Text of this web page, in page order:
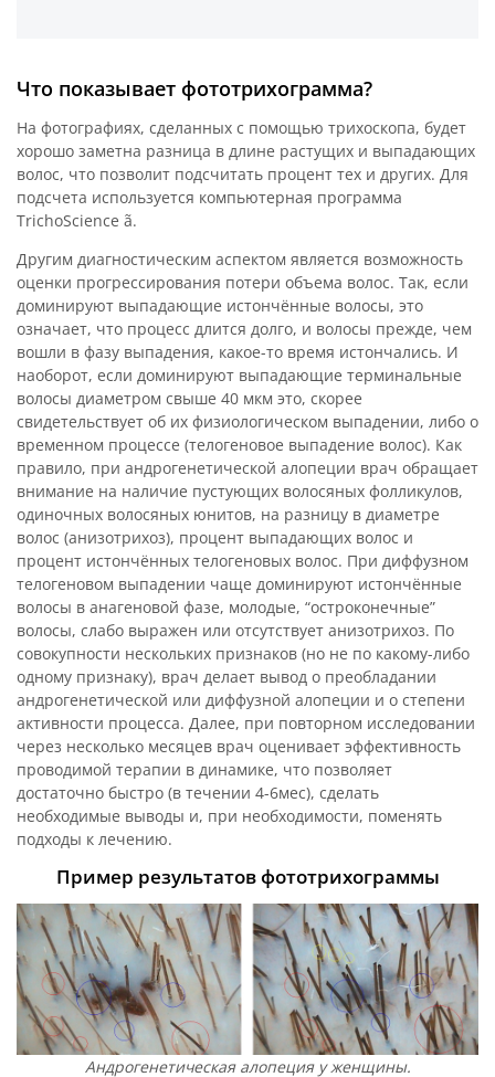
Что показывает фототрихограмма?
На фотографиях, сделанных с помощью трихоскопа, будет
хорошо заметна разница в длине растущих и выпадающих
волос, что позволит подсчитать процент тех и других. Для
подсчета используется компьютерная программа
TrichoScience ã.
Другим диагностическим аспектом является возможность
оценки прогрессирования потери объема волос. Так, если
доминируют выпадающие истончённые волосы, это
означает, что процесс длится долго, и волосы прежде, чем
вошли в фазу выпадения, какое-то время истончались. И
наоборот, если доминируют выпадающие терминальные
волосы диаметром свыше 40 мкм это, скорее
свидетельствует об их физиологическом выпадении, либо о
временном процессе (телогеновое выпадение волос). Как
правило, при андрогенетической алопеции врач обращает
внимание на наличие пустующих волосяных фолликулов,
одиночных волосяных юнитов, на разницу в диаметре
волос (анизотрихоз), процент выпадающих волос и
процент истончённых телогеновых волос. При диффузном
телогеновом выпадении чаще доминируют истончённые
волосы в анагеновой фазе, молодые, “остроконечные”
волосы, слабо выражен или отсутствует анизотрихоз. По
совокупности нескольких признаков (но не по какому-либо
одному признаку), врач делает вывод о преобладании
андрогенетической или диффузной алопеции и о степени
активности процесса. Далее, при повторном исследовании
через несколько месяцев врач оценивает эффективность
проводимой терапии в динамике, что позволяет
достаточно быстро (в течении 4-6мес), сделать
необходимые выводы и, при необходимости, поменять
подходы к лечению.
Пример результатов фототрихограммы
Андрогенетическая алопеция у женщины.